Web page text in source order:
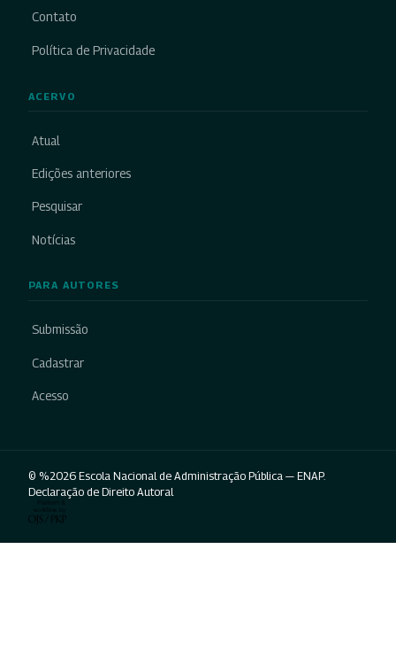
Contato
Política de Privacidade
ACERVO
Atual
Edições anteriores
Pesquisar
Notícias
PARA AUTORES
Submissão
Cadastrar
Acesso
© %2026 Escola Nacional de Administração Pública — ENAP.
Declaração de Direito Autoral